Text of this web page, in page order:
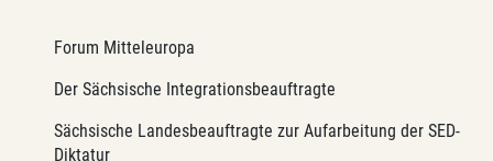
Forum Mitteleuropa
Der Sächsische Integrationsbeauftragte
Sächsische Landesbeauftragte zur Aufarbeitung der SED-
Diktatur